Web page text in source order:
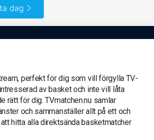
dag
perfekt för dig som vill förgylla TV-
av basket och inte vill låta
rätt för dig. TVmatchen.nu samlar
och sammanställer allt på ett och
hitta alla direktsända basketmatcher